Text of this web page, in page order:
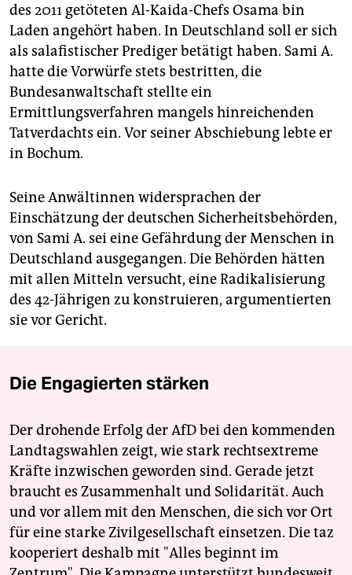
des 2011 getöteten Al-Kaida-Chefs Osama bin
Laden angehört haben. In Deutschland soll er sich
als salafistischer Prediger betätigt haben. Sami A.
hatte die Vorwürfe stets bestritten, die
Bundesanwaltschaft stellte ein
Ermittlungsverfahren mangels hinreichenden
Tatverdachts ein. Vor seiner Abschiebung lebte er
in Bochum.
Seine Anwältinnen widersprachen der
Einschätzung der deutschen Sicherheitsbehörden,
von Sami A. sei eine Gefährdung der Menschen in
Deutschland ausgegangen. Die Behörden hätten
mit allen Mitteln versucht, eine Radikalisierung
des 42-Jährigen zu konstruieren, argumentierten
sie vor Gericht.
Die Engagierten stärken
Der drohende Erfolg der AfD bei den kommenden
Landtagswahlen zeigt, wie stark rechtsextreme
Kräfte inzwischen geworden sind. Gerade jetzt
braucht es Zusammenhalt und Solidarität. Auch
und vor allem mit den Menschen, die sich vor Ort
für eine starke Zivilgesellschaft einsetzen. Die taz
kooperiert deshalb mit "Alles beginnt im